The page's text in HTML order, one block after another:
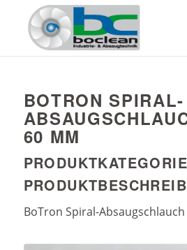
BOTRON SPIRAL-
60 MM
BoTron Spiral-